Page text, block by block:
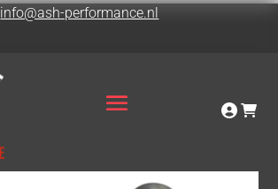
info@ash-performance.nl